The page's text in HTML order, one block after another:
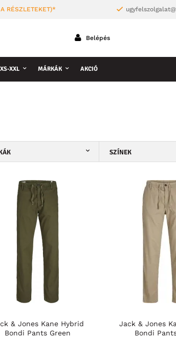
RÉSZLETEKET)*
Belépés
XXL MÁRKÁK AKCIÓ
SZÍNEK
& Jones Kane Hybrid
Bondi Pants Green
Jack & Jones
Bondi